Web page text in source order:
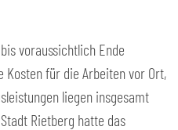
voraussichtlich Ende
Kosten für die Arbeiten vor Ort,
liegen insgesamt
Rietberg hatte das